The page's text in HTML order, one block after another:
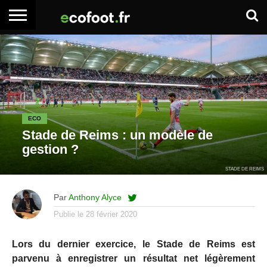
ACCUEIL
ARTICLES
PREMIUM
ADHÉSION
PREMIUM
SE
CONNECTER
EMPLOI
BOITE
À
OUTILS
ECO
Stade de Reims : un modèle de
gestion ?
STADE DE REIMS
Par Anthony Alyce
Publie le 28 février 2020
Lors du dernier exercice, le Stade de Reims est
parvenu à enregistrer un résultat net légèrement